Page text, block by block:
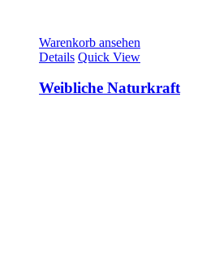
Warenkorb ansehen
Details Quick View
Weibliche Naturkraft